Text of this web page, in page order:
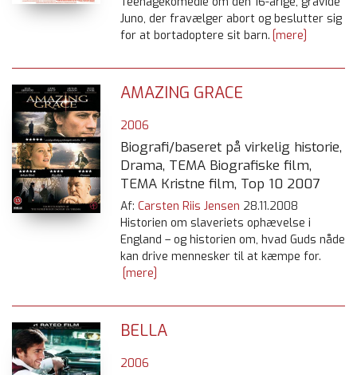
Juno, der fravælger abort og beslutter sig
for at bortadoptere sit barn. [mere]
AMAZING GRACE
2006
Biografi/baseret på virkelig historie,
Drama, TEMA Biografiske film,
TEMA Kristne film, Top 10 2007
Af: Carsten Riis Jensen 28.11.2008
Historien om slaveriets ophævelse i
England – og historien om, hvad Guds nåde
kan drive mennesker til at kæmpe for.
[mere]
BELLA
2006